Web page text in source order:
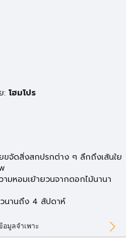
: โฮมโปร
ขจัดสิ่งสกปรกต่าง ๆ ลึกถึงเส้นใย
มหอมเย้ายวนจากดอกไม้นานา
นานถึง 4 สัปดาห์
อมูลจำเพาะ